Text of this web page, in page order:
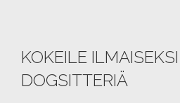
KOKEILE ILMAISEKSI
DOGSITTERIÄ